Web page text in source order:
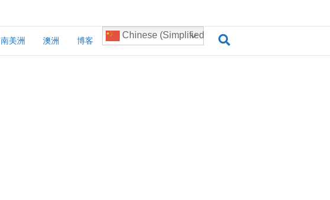
南美洲 澳洲 博客
Chinese (Simplified)